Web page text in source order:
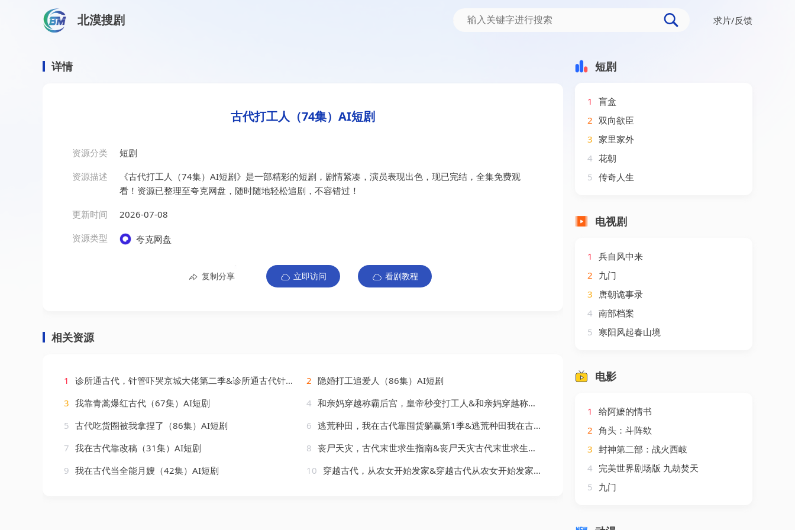
北漠搜剧 求片/反馈
详情
古代打工人（74集）AI短剧
资源分类
短剧
资源描述
《古代打工人（74集）AI短剧》是一部精彩的短剧，剧情紧凑，演员表现出色，现已完结，全集免费观
看！资源已整理至夸克网盘，随时随地轻松追剧，不容错过！
更新时间
2026-07-08
资源类型
夸克网盘
复制分享 立即访问 看剧教程
相关资源
1 诊所通古代，针管吓哭京城大佬第二季&诊所通古代针管吓哭京城大佬第二季（28集）AI短剧 2 隐婚打工追爱人（86集）AI短剧
3 我靠青蒿爆红古代（67集）AI短剧 4 和亲妈穿越称霸后宫，皇帝秒变打工人&和亲妈穿越称霸后宫皇帝秒变打工人（80集）AI短剧
5 古代吃货圈被我拿捏了（86集）AI短剧 6 逃荒种田，我在古代靠囤货躺赢第1季&逃荒种田我在古代靠囤货躺赢第1季（123集）AI短剧
7 我在古代靠改稿（31集）AI短剧 8 丧尸天灾，古代末世求生指南&丧尸天灾古代末世求生指南（72集）AI短剧
9 我在古代当全能月嫂（42集）AI短剧 10 穿越古代，从农女开始发家&穿越古代从农女开始发家（74集）AI短剧
短剧
1
盲盒
2 双向欲臣
3 家里家外
4 花朝
5 传奇人生
电视剧
1
兵自风中来
2 九门
3 唐朝诡事录
4 南部档案
5 寒阳风起春山境
电影
1
给阿嬷的情书
2 角头：斗阵欸
3 封神第二部：战火西岐
4 完美世界剧场版 九劫焚天
5 九门